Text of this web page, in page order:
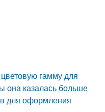
гамму для
она казалась больше
для оформления